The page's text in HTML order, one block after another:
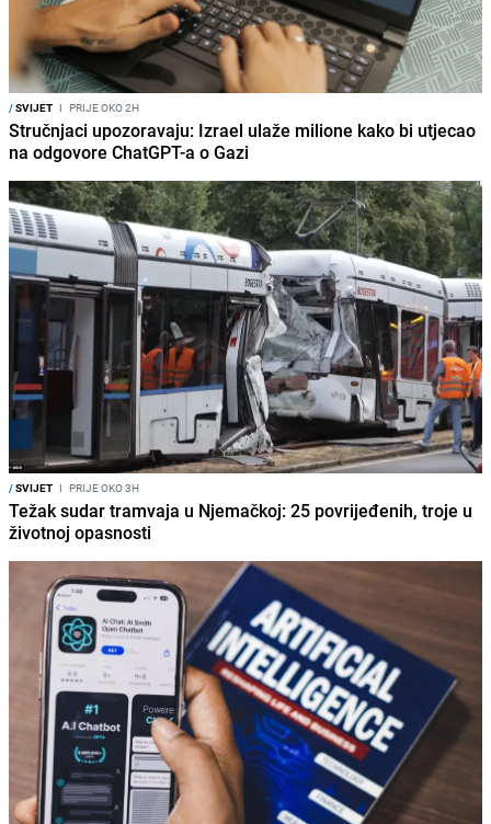
/SVIJET I PRIJE OKO 2H
Stručnjaci upozoravaju: Izrael ulaže milione kako bi utjecao
na odgovore ChatGPT-a o Gazi
/SVIJET I PRIJE OKO 3H
Težak sudar tramvaja u Njemačkoj: 25 povrijeđenih, troje u
životnoj opasnosti